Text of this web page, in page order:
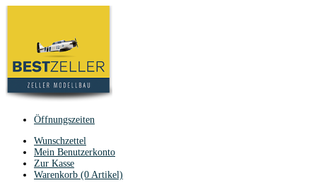
Öffnungszeiten
Wunschzettel
Mein Benutzerkonto
Zur Kasse
Warenkorb (0 Artikel)